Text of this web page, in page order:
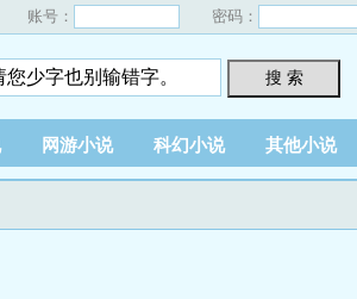
账号： 密码：
搜 索
网游小说 科幻小说 其他小说